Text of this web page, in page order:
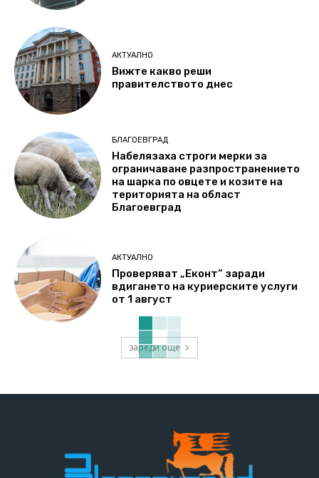
АКТУАЛНО
Вижте какво реши
правителството днес
БЛАГОЕВГРАД
Набелязаха строги мерки за
ограничаване разпространението
на шарка по овцете и козите на
територията на област
Благоевград
АКТУАЛНО
Проверяват „Еконт“ заради
вдигането на куриерските услуги
от 1 август
зареди още